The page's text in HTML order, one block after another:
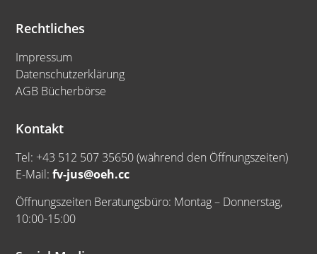
Rechtliches
Impressum
Datenschutzerklärung
AGB Bücherbörse
Kontakt
Tel: +43 512 507 35650 (während den Öffnungszeiten)
E-Mail:fv-jus@oeh.cc
Öffnungszeiten Beratungsbüro: Montag – Donnerstag,
10:00-15:00